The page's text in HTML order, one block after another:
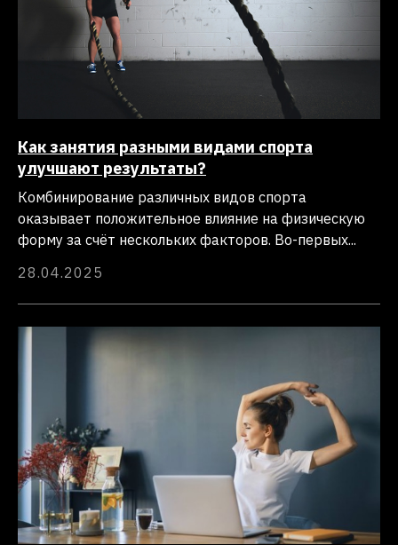
Как занятия разными видами спорта
улучшают результаты?
Комбинирование различных видов спорта
оказывает положительное влияние на физическую
форму за счёт нескольких факторов. Во-первых...
28.04.2025